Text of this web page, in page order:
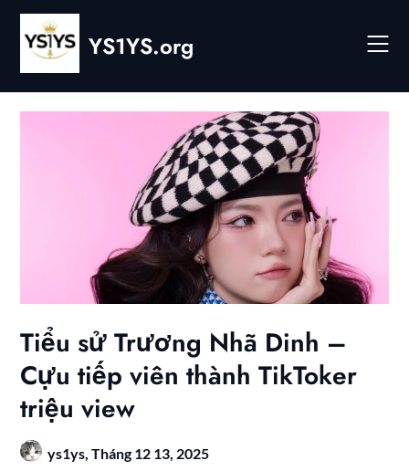
Skip
content
YS1YS.org
Tiểu sử Trương Nhã Dinh –
Cựu tiếp viên thành TikToker
triệu view
ys1ys,Tháng 12 13, 2025